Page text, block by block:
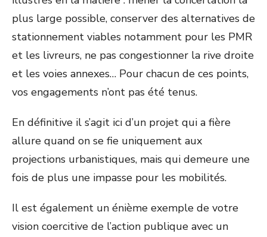
plus large possible, conserver des alternatives de
stationnement viables notamment pour les PMR
et les livreurs, ne pas congestionner la rive droite
et les voies annexes… Pour chacun de ces points,
vos engagements n’ont pas été tenus.
En définitive il s’agit ici d’un projet qui a fière
allure quand on se fie uniquement aux
projections urbanistiques, mais qui demeure une
fois de plus une impasse pour les mobilités.
Il est également un énième exemple de votre
vision coercitive de l’action publique avec un